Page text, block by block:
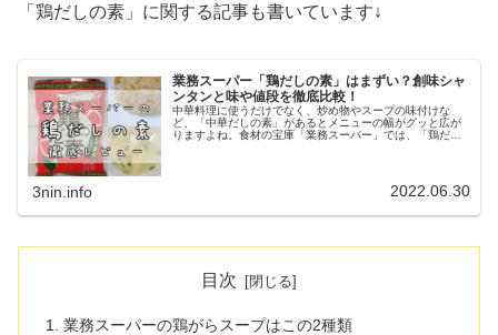
「鶏だしの素」に関する記事も書いています↓
業務スーパー「鶏だしの素」はまずい？創味シャ
ンタンと味や値段を徹底比較！
中華料理に使うだけでなく、炒め物やスープの味付けな
ど、「中華だしの素」があるとメニューの幅がグッと広が
りますよね。食材の宝庫「業務スーパー」では、「鶏だし
3nin.info 2022.06.30
目次
業務スーパーの鶏がらスープはこの2種類